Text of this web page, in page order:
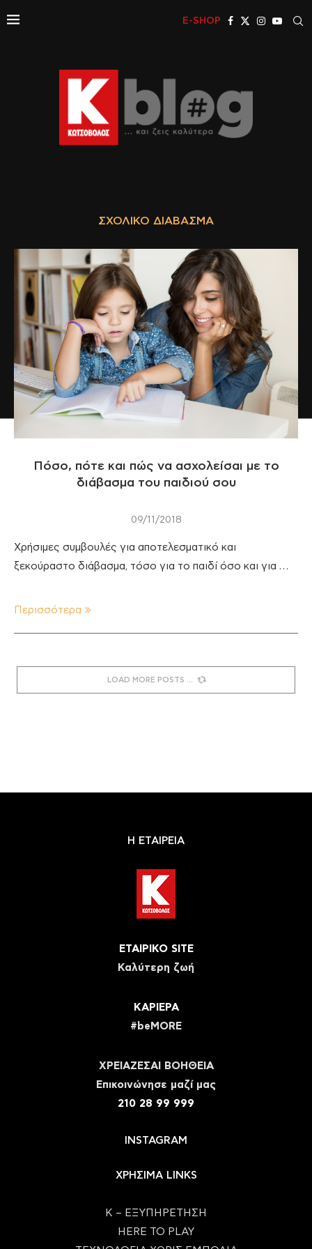
E-SHOP
ΣΧΟΛΙΚΌ ΔΙΆΒΑΣΜΑ
Πόσο, πότε και πώς να ασχολείσαι με το
διάβασμα του παιδιού σου
09/11/2018
Χρήσιμες συμβουλές για αποτελεσματικό και
ξεκούραστο διάβασμα, τόσο για το παιδί όσο και για …
Περισσότερα
LOAD MORE POSTS
Η ΕΤΑΙΡΕΙΑ
ΕΤΑΙΡΙΚΟ SITE
Καλύτερη ζωή
ΚΑΡΙΕΡΑ
#beMORE
ΧΡΕΙΑΖΕΣΑΙ ΒΟΗΘΕΙΑ
Eπικοινώνησε μαζί μας
210 28 99 999
INSTAGRAM
ΧΡΗΣΙΜΑ LINKS
Κ – ΕΞΥΠΗΡΕΤΗΣΗ
HERE TO PLAY